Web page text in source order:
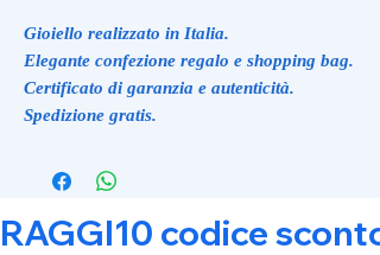
Gioiello realizzato in Italia.
Elegante confezione regalo e shopping bag.
Certificato di garanzia e autenticità.
Spedizione gratis.
RAGGI10 codice